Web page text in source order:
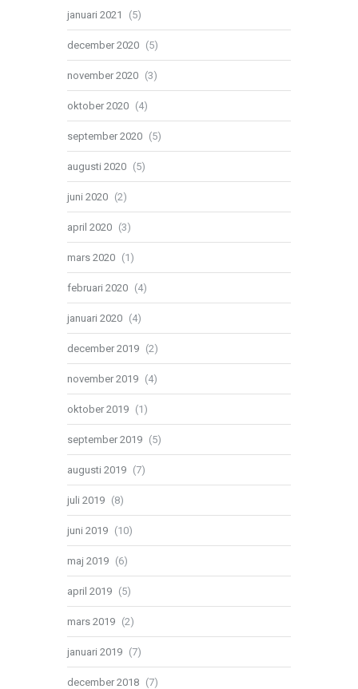
januari 2021 (5)
december 2020 (5)
november 2020 (3)
oktober 2020 (4)
september 2020 (5)
augusti 2020 (5)
juni 2020 (2)
april 2020 (3)
mars 2020 (1)
februari 2020 (4)
januari 2020 (4)
december 2019 (2)
november 2019 (4)
oktober 2019 (1)
september 2019 (5)
augusti 2019 (7)
juli 2019 (8)
juni 2019 (10)
maj 2019 (6)
april 2019 (5)
mars 2019 (2)
januari 2019 (7)
december 2018 (7)